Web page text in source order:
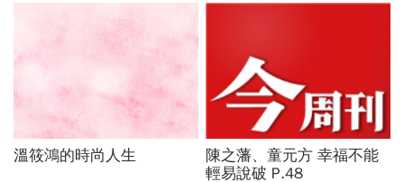
溫筱鴻的時尚人生
陳之藩、童元方 幸福不能
輕易說破 P.48